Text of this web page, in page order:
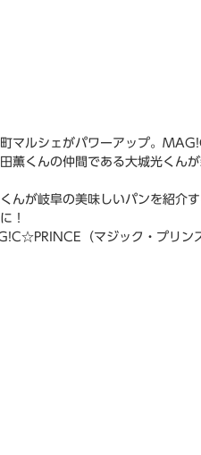
マルシェがパワーアップ。
薫くんの仲間である大城光くん
んが岐阜の美味しいパンを紹介
！
（マジック・プリン